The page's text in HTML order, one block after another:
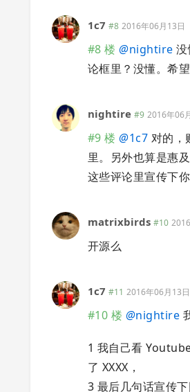
1c7 #8 2016年06月13日
#8 楼 @nightire
论框里？没懂。希
nightire #9 2016年06
#9 楼 @1c7 对的，
里。另外也算是惠
这些评论里宣传下你
matrixbirds #10
开源么
1c7 #11 2016年06月13日
#10 楼 @nightire
1 我自己看
了 XXXX，
3 最后几句话宣传